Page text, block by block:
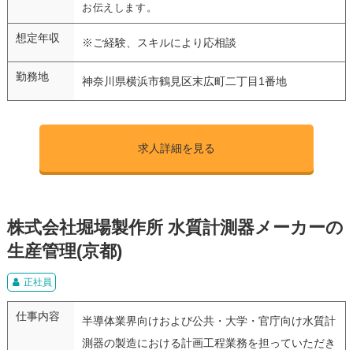
お伝えします。
想定年収 ※ご経験、スキルにより応相談
勤務地 神奈川県横浜市鶴見区末広町二丁目1番地
求人詳細を見る
株式会社堀場製作所 水質計測器メーカーの
生産管理(京都)
正社員
仕事内容
半導体業界向けおよび公共・大学・官庁向け水質計
測器の製造における計画工程業務を担っていただき